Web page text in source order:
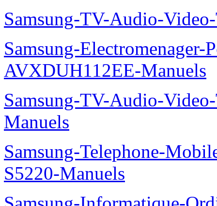
Samsung-TV-Audio-
Samsung-
AVXDUH112EE-Manuels
Samsung-TV-Audio-
Manuels
Samsung-Telephone-
S5220-Manuels